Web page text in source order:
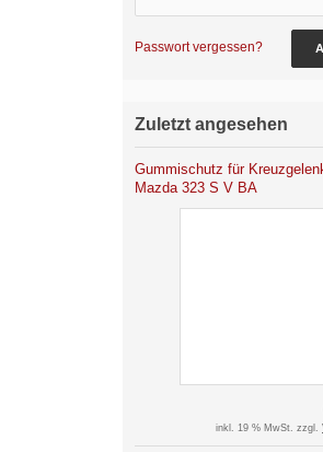
Passwort vergessen?
Zuletzt angesehen
Gummischutz für
Mazda 323 S V BA
inkl. 19 % MwSt. zzgl.